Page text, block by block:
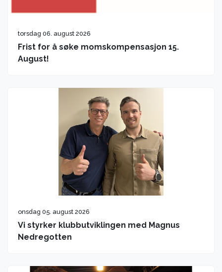
torsdag 06. august 2026
Frist for å søke momskompensasjon 15.
August!
onsdag 05. august 2026
Vi styrker klubbutviklingen med Magnus
Nedregotten